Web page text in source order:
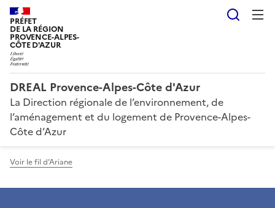
PRÉFET
DE LA RÉGION
PROVENCE-ALPES-
CÔTE D'AZUR
DREAL Provence-Alpes-Côte d'Azur
La Direction régionale de l’environnement, de
l’aménagement et du logement de Provence-Alpes-
Côte d’Azur
Voir le fil d'Ariane